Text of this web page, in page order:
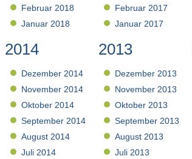
Februar 2018
Januar 2018
Februar 2017
Januar 2017
2014
Dezember 2014
November 2014
Oktober 2014
September 2014
August 2014
Juli 2014
2013
Dezember 2013
November 2013
Oktober 2013
September 2013
August 2013
Juli 2013